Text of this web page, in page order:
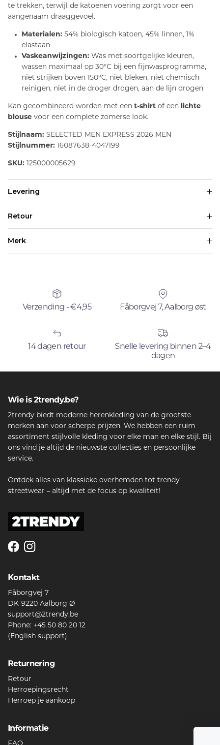
te trekken, terwijl de katoenen voering zorgt voor een
aangenaam draaggevoel.
Materialen: 54% biologisch katoen, 45% linnen, 1%
elastaan
Vaskeanwijzingen: Was met soortgelijke kleuren,
wassen maximaal op 30°C bij een fijnwasprogramma,
niet strijken boven 150°C, niet bleken, niet chemisch
reinigen, niet in de droger drogen, aan de lijn drogen
Kan gecombineerd worden met een t-shirt of een lichte
blouse voor een complete zomerse look.
Stijlnaam: SELECTED MEN EXPRESS 2026 MEN
Stijlnummer: 16087638-4047199
SKU: 125000005629
Levering
Retour
Merk
Verzending - €4,95 Fåborgvej 7, Aalborg øst
14 dagen retour
Snelle levering binnen 2–4
dagen
Wie is 2trendy.be?
2trendy biedt moderne herenkleding van de grootste
merken aan voor scherpe prijzen. We hebben een ruim
assortiment stijlvolle kleding voor elke man en elke stijl. Bij
ons vind je altijd de nieuwste collecties en persoonlijke
service.
Ontdek alles van klassieke overhemden tot trendy
streetwear – altijd met de focus op kwaliteit!
FacebookInstagram
Kontakt
Fåborgvej 7
DK-9220 Aalborg Ø
support@2trendy.be
Phone: +45 50 80 20 12
(English support)
Returnering
Retour
Herroepingsrecht
Herroep je aankoop
Informatie